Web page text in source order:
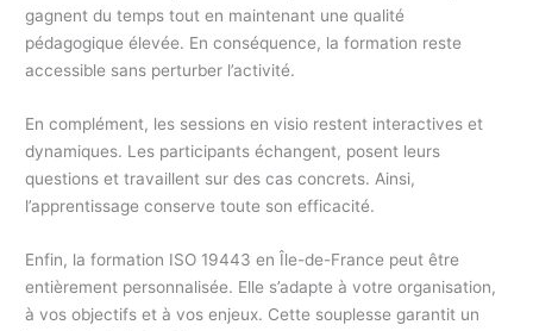
gagnent du temps tout en maintenant une qualité
pédagogique élevée. En conséquence, la formation reste
accessible sans perturber l’activité.
En complément, les sessions en visio restent interactives et
dynamiques. Les participants échangent, posent leurs
questions et travaillent sur des cas concrets. Ainsi,
l’apprentissage conserve toute son efficacité.
Enfin, la formation ISO 19443 en Île-de-France peut être
entièrement personnalisée. Elle s’adapte à votre organisation,
à vos objectifs et à vos enjeux. Cette souplesse garantit un